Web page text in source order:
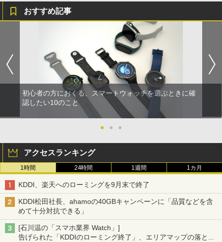
おすすめ記事
初心者の方におくる、スマートウォッチを選ぶときに確
認したい10のこと
● ● ●
アクセスランキング
1時間 24時間 1週間 1カ月
KDDI、楽天へのローミングを9月末で終了
KDDI松田社長、ahamoの40GBキャンペーンに「品質などを含
めて十分対抗できる」
[石川温の「スマホ業界 Watch」]
告げられた「KDDIのローミング終了」、エリアマップの落とし